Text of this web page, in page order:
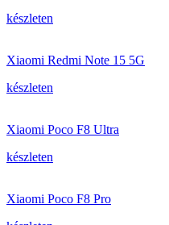
készleten
Xiaomi Redmi Note 15 5G
készleten
Xiaomi Poco F8 Ultra
készleten
Xiaomi Poco F8 Pro